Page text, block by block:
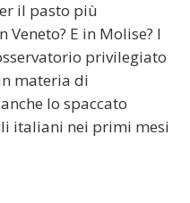
il pasto più
E in Molise? I
privilegiato
materia di
lo spaccato
italiani nei primi mesi